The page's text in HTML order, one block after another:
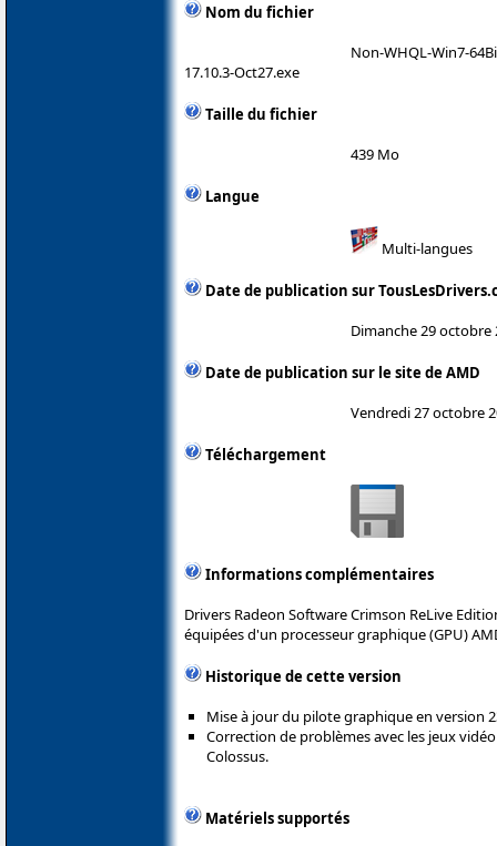
Nom du fichier
Non-WHQL-Win7-
17.10.3-Oct27.exe
Taille du fichier
439 Mo
Langue
Multi-langues
Date de publication sur
Dimanche 29 octobre
Date de publication sur le site de AMD
Vendredi 27 octobre
Téléchargement
Informations complémentaires
Drivers Radeon Software Crimson ReLive
équipées d'un processeur graphique (GPU)
Historique de cette version
Mise à jour du pilote graphique en version
Correction de problèmes avec les jeux
Colossus.
Matériels supportés